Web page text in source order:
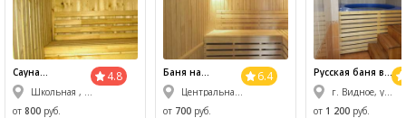
4.8
Сауна
Солнечный
Школьная , 26А
от 800 руб.
6.4
Баня на
Центральная , 6
Центральная , 6
от 700 руб.
Русская баня в
Видном
г. Видное, ул. Ольховая, 6
от 1 200 руб.